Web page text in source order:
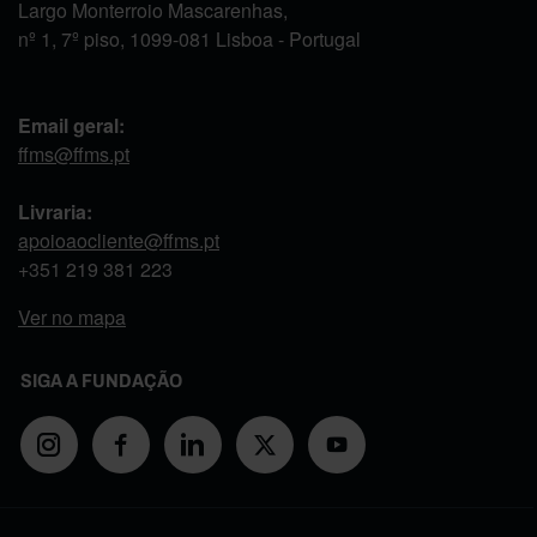
Largo Monterroio Mascarenhas,
nº 1, 7º piso, 1099-081 Lisboa - Portugal
Email geral:
ffms@ffms.pt
Livraria:
apoioaocliente@ffms.pt
+351 219 381 223
Ver no mapa
SIGA A FUNDAÇÃO